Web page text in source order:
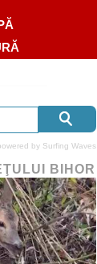
by Surfing Waves
BIHOR